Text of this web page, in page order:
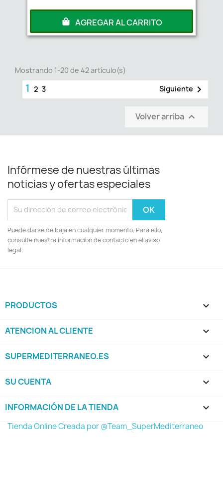
AGREGAR AL CARRITO
Mostrando 1-20 de 42 artículo(s)
1 2 3 Siguiente 
Volver arriba 
Infórmese de nuestras últimas
noticias y ofertas especiales
Puede darse de baja en cualquier momento. Para ello,
consulte nuestra información de contacto en el aviso
legal.
PRODUCTOS 
ATENCION AL CLIENTE 
SUPERMEDITERRANEO.ES 
SU CUENTA 
INFORMACIÓN DE LA TIENDA keyboard_arrow_down
Tienda Online Creada por @Team_SuperMediterraneo